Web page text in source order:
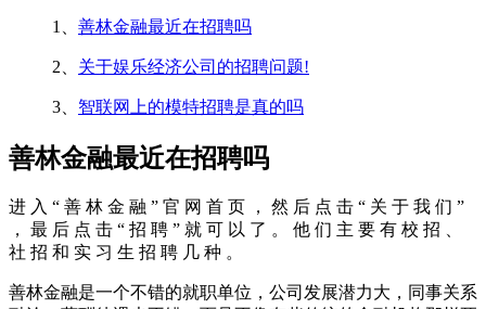
1、 善林金融最近在招聘吗
2、 关于娱乐经济公司的招聘问题!
3、 智联网上的模特招聘是真的吗
善林金融最近在招聘吗
进 入 “ 善 林 金 融 ” 官 网 首 页 ， 然 后 点 击 “ 关 于 我 们 ”
， 最 后 点 击 “ 招 聘 ” 就 可 以 了 。 他 们 主 要 有 校 招 、
社 招 和 实 习 生 招 聘 几 种 。
善林金融是一个不错的就职单位，公司发展潜力大，同事关系